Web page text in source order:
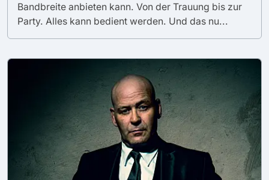
Bandbreite anbieten kann. Von der Trauung bis zur
Party. Alles kann bedient werden. Und das nu...